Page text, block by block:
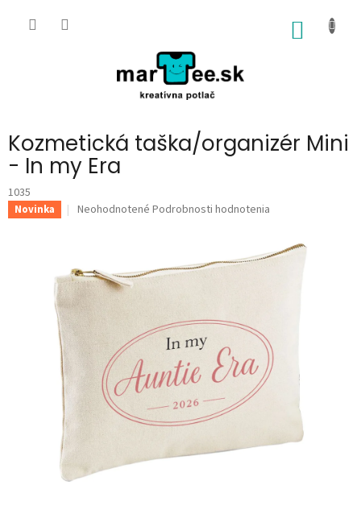
Kozmetická taška/organizér Mini
- In my Era
1035
Novinka
Priemerné
0,0
z
hviezdičiek.
Neohodnotené Podrobnosti hodnotenia